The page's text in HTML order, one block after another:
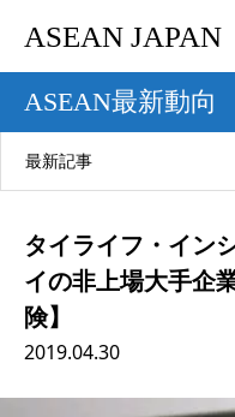
ASEAN JAPAN
ASEAN最新動向
最新記事
タイライフ・イン
イの非上場大手企
険】
2019.04.30